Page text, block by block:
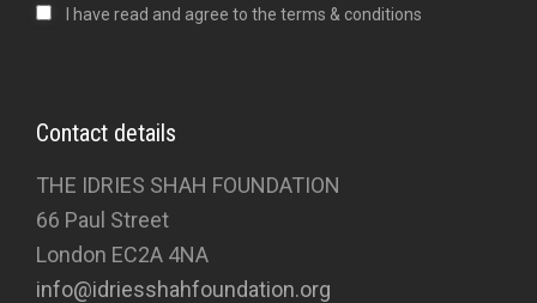
I have read and agree to the terms & conditions
Contact details
THE IDRIES SHAH FOUNDATION
66 Paul Street
London EC2A 4NA
info@idriesshahfoundation.org